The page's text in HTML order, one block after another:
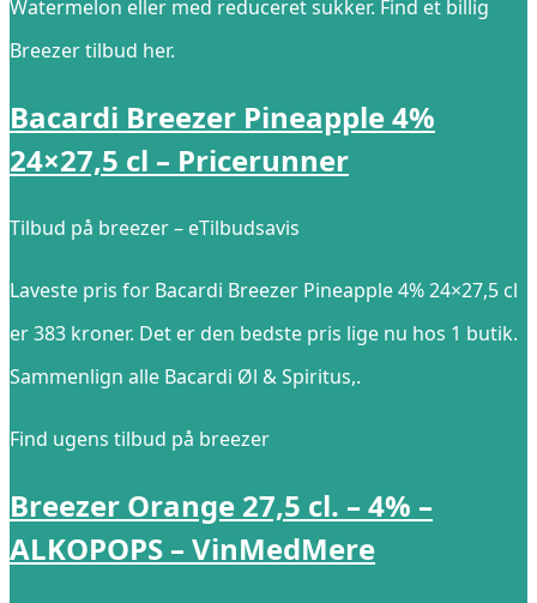
Watermelon eller med reduceret sukker. Find et billig
Breezer tilbud her.
Bacardi Breezer Pineapple 4%
24×27,5 cl – Pricerunner
Tilbud på breezer – eTilbudsavis
Laveste pris for Bacardi Breezer Pineapple 4% 24×27,5 cl
er 383 kroner. Det er den bedste pris lige nu hos 1 butik.
Sammenlign alle Bacardi Øl & Spiritus,.
Find ugens tilbud på breezer
Breezer Orange 27,5 cl. – 4% –
ALKOPOPS – VinMedMere